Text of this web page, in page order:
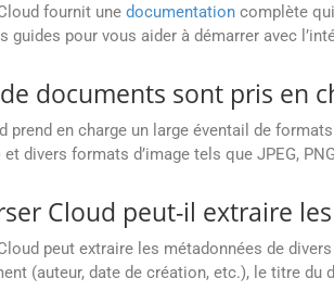
fournit une documentation complète
guides pour vous aider à démarrer avec
documents sont pris en
prend en charge un large éventail de
et divers formats d’image tels que JPEG,
Cloud peut-il extraire
peut extraire les métadonnées de
(auteur, date de création, etc.), le titre du